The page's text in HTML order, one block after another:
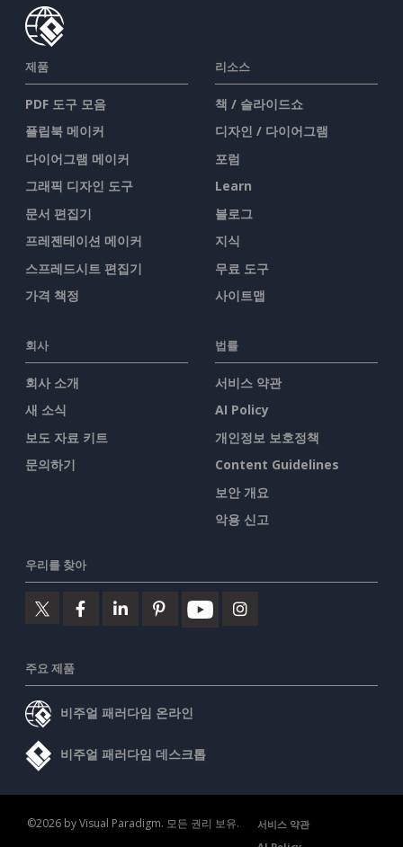
제품
PDF 도구 모음
플립북 메이커
다이어그램 메이커
그래픽 디자인 도구
문서 편집기
프레젠테이션 메이커
스프레드시트 편집기
가격 책정
리소스
책 / 슬라이드쇼
디자인 / 다이어그램
포럼
Learn
블로그
지식
무료 도구
사이트맵
회사
회사 소개
새 소식
보도 자료 키트
문의하기
법률
서비스 약관
AI Policy
개인정보 보호정책
Content Guidelines
보안 개요
악용 신고
우리를 찾아
주요 제품
비주얼 패러다임 온라인
비주얼 패러다임 데스크톱
©2026 by Visual Paradigm. 모든 권리 보유.
서비스 약관